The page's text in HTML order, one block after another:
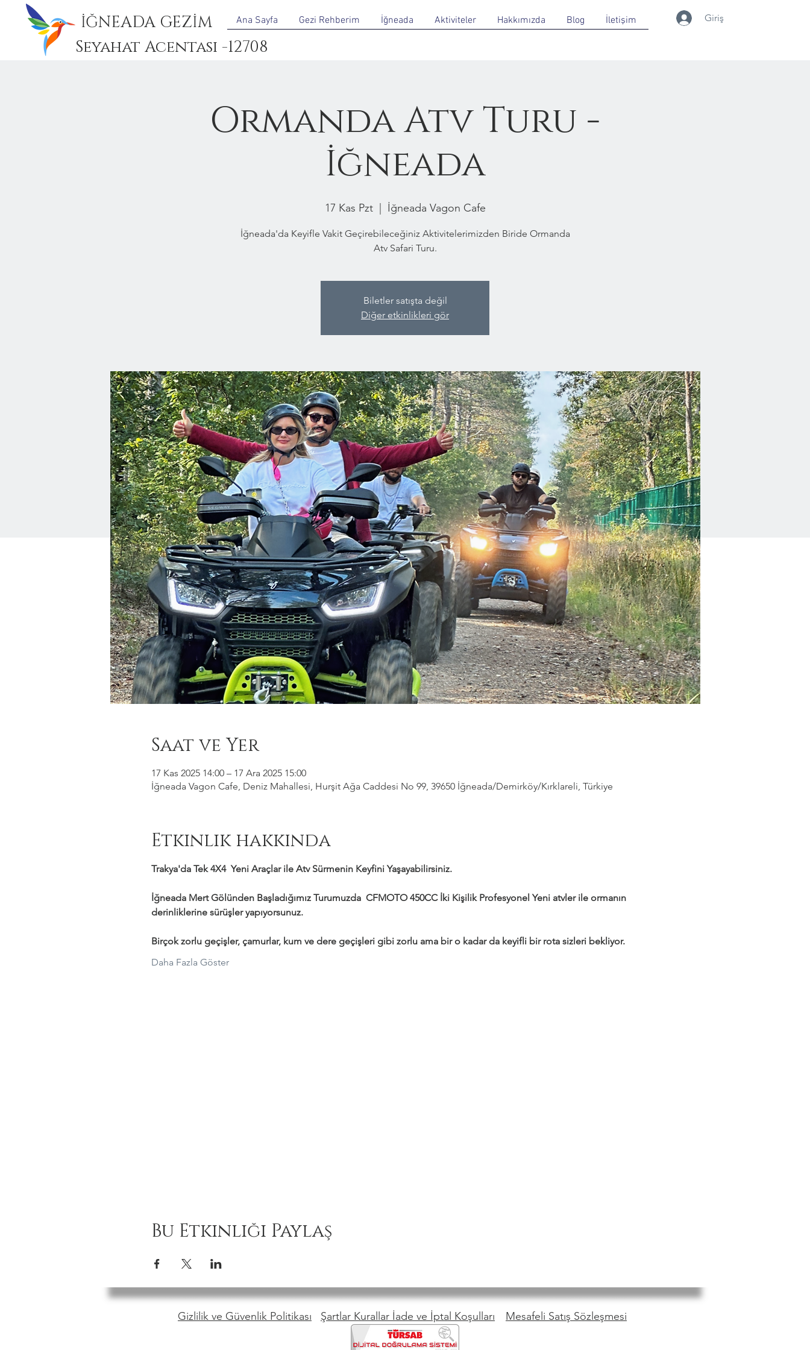
İĞNEADA GEZİM
Seyahat Acentası -12708
Ana Sayfa Gezi Rehberim İğneada Aktiviteler Hakkımızda Blog İletişim Giriş
Ormanda Atv Turu -
İğneada
17 Kas Pzt
  |
İğneada Vagon Cafe
İğneada'da Keyifle Vakit Geçirebileceğiniz Aktivitelerimizden Biride Ormanda
Atv Safari Turu.
Biletler satışta değil
Diğer etkinlikleri gör
Saat ve Yer
17 Kas 2025 14:00 – 17 Ara 2025 15:00
İğneada Vagon Cafe, Deniz Mahallesi, Hurşit Ağa Caddesi No 99, 39650 İğneada/Demirköy/Kırklareli, Türkiye
Etkinlik hakkında
Trakya'da Tek 4X4  Yeni Araçlar ile Atv Sürmenin Keyfini Yaşayabilirsiniz.
İğneada Mert Gölünden Başladığımız Turumuzda  CFMOTO 450CC İki Kişilik Profesyonel Yeni atvler ile ormanın
derinliklerine sürüşler yapıyorsunuz.
Birçok zorlu geçişler, çamurlar, kum ve dere geçişleri gibi zorlu ama bir o kadar da keyifli bir rota sizleri bekliyor.
Daha Fazla Göster
Bu Etkinliği Paylaş
Gizlilik ve Güvenlik Politikası Şartlar Kurallar İade ve İptal Koşulları Mesafeli Satış Sözleşmesi